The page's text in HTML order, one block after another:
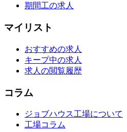
期間工の求人
マイリスト
おすすめの求人
キープ中の求人
求人の閲覧履歴
コラム
ジョブハウス工場について
工場コラム